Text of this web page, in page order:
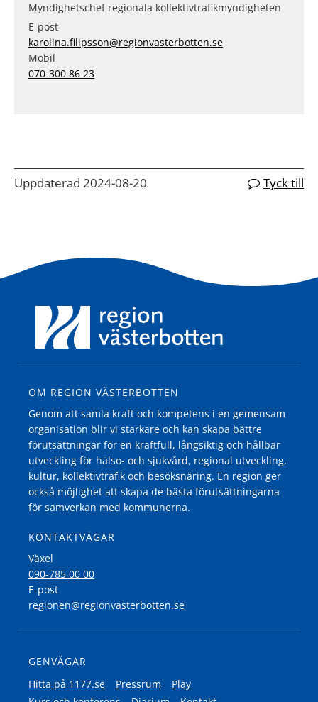
Myndighetschef regionala kollektivtrafikmyndigheten
E-post
karolina.filipsson@regionvasterbotten.se
Mobil
070-300 86 23
Uppdaterad 2024-08-20 Tyck till
OM REGION VÄSTERBOTTEN
Genom att samla kraft och kompetens i en gemensam
organisation blir vi starkare och kan skapa bättre
förutsättningar för en kraftfull, långsiktig och hållbar
utveckling för hälso- och sjukvård, regional utveckling,
kultur, kollektivtrafik och besöksnäring. En region ger
också möjlighet att skapa de bästa förutsättningarna
för samverkan med kommunerna.
KONTAKTVÄGAR
Växel
090-785 00 00
E-post
regionen@regionvasterbotten.se
GENVÄGAR
Hitta på 1177.se
Pressrum
Play